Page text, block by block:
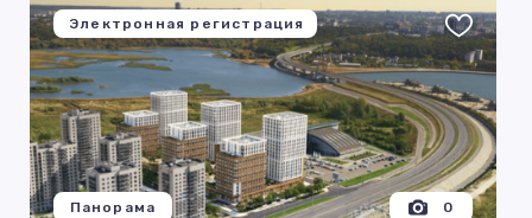
Электронная регистрация
0
Панорама